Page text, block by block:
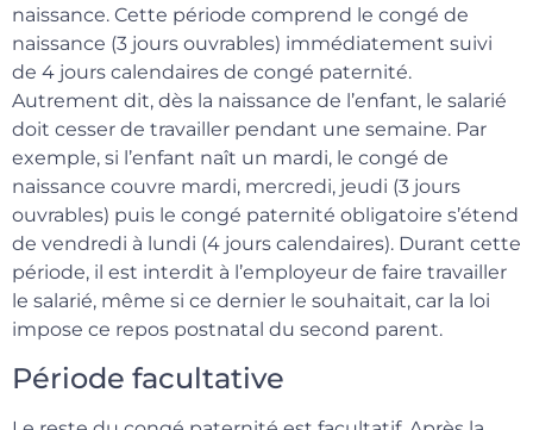
naissance. Cette période comprend le congé de
naissance (3 jours ouvrables) immédiatement suivi
de 4 jours calendaires de congé paternité.
Autrement dit, dès la naissance de l’enfant, le salarié
doit cesser de travailler pendant une semaine. Par
exemple, si l’enfant naît un mardi, le congé de
naissance couvre mardi, mercredi, jeudi (3 jours
ouvrables) puis le congé paternité obligatoire s’étend
de vendredi à lundi (4 jours calendaires). Durant cette
période, il est interdit à l’employeur de faire travailler
le salarié, même si ce dernier le souhaitait, car la loi
impose ce repos postnatal du second parent.
Période facultative